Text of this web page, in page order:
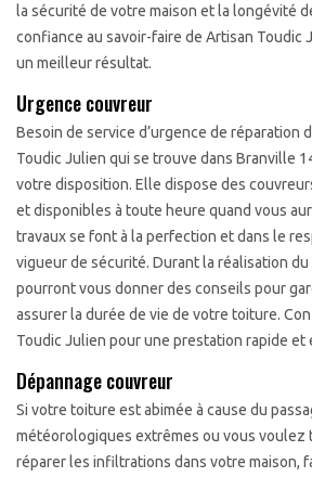
la sécurité de votre maison et la longévité
confiance au savoir-faire de Artisan Toudic
un meilleur résultat.
Urgence couvreur
Besoin de service d’urgence de réparation
Toudic Julien qui se trouve dans Branville
votre disposition. Elle dispose des
et disponibles à toute heure quand vous
travaux se font à la perfection et dans le
vigueur de sécurité. Durant la réalisation
pourront vous donner des conseils pour
assurer la durée de vie de votre toiture.
Toudic Julien pour une prestation rapide et
Dépannage couvreur
Si votre toiture est abimée à cause du
météorologiques extrêmes ou vous voulez
réparer les infiltrations dans votre maison,